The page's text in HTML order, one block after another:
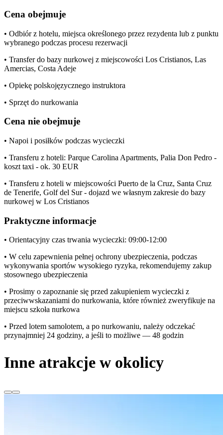
Cena obejmuje
• Odbiór z hotelu, miejsca określonego przez rezydenta lub z punktu
wybranego podczas procesu rezerwacji
• Transfer do bazy nurkowej z miejscowości Los Cristianos, Las
Amercias, Costa Adeje
• Opiekę polskojęzycznego instruktora
• Sprzęt do nurkowania
Cena nie obejmuje
• Napoi i posiłków podczas wycieczki
• Transferu z hoteli: Parque Carolina Apartments, Palia Don Pedro -
koszt taxi - ok. 30 EUR
• Transferu z hoteli w miejscowości Puerto de la Cruz, Santa Cruz
de Tenerife, Golf del Sur - dojazd we własnym zakresie do bazy
nurkowej w Los Cristianos
Praktyczne informacje
• Orientacyjny czas trwania wycieczki: 09:00-12:00
• W celu zapewnienia pełnej ochrony ubezpieczenia, podczas
wykonywania sportów wysokiego ryzyka, rekomendujemy zakup
stosownego ubezpieczenia
• Prosimy o zapoznanie się przed zakupieniem wycieczki z
przeciwwskazaniami do nurkowania, które również zweryfikuje na
miejscu szkoła nurkowa
• Przed lotem samolotem, a po nurkowaniu, należy odczekać
przynajmniej 24 godziny, a jeśli to możliwe — 48 godzin
Inne atrakcje w okolicy